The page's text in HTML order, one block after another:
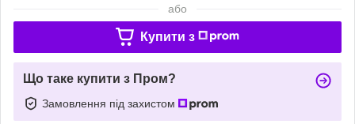
або
Купити з
Що таке купити з Пром?
Замовлення під захистом